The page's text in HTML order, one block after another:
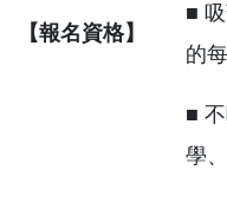
【報名資格】
■
的
■
學